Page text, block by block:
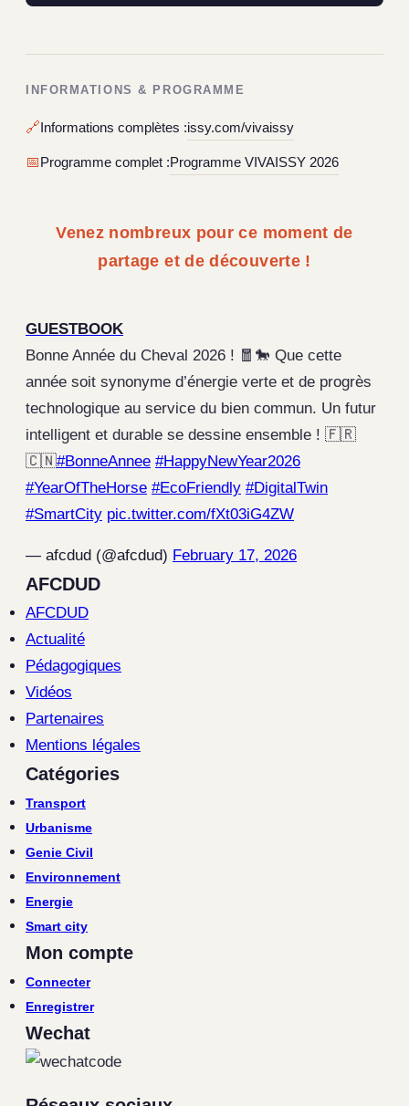
INFORMATIONS & PROGRAMME
🔗Informations complètes :issy.com/vivaissy
📅Programme complet :Programme VIVAISSY 2026
Venez nombreux pour ce moment de
partage et de découverte !
GUESTBOOK
Bonne Année du Cheval 2026 ! 🧧🐎 Que cette
année soit synonyme d’énergie verte et de progrès
technologique au service du bien commun. Un futur
intelligent et durable se dessine ensemble ! 🇫🇷
🇨🇳#BonneAnnee #HappyNewYear2026
#YearOfTheHorse #EcoFriendly #DigitalTwin
#SmartCity pic.twitter.com/fXt03iG4ZW
— afcdud (@afcdud) February 17, 2026
AFCDUD
AFCDUD
Actualité
Pédagogiques
Vidéos
Partenaires
Mentions légales
Catégories
Transport
Urbanisme
Genie Civil
Environnement
Energie
Smart city
Mon compte
Connecter
Enregistrer
Wechat